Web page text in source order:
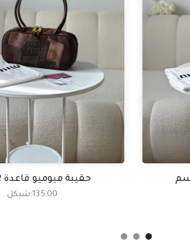
حقيبة ميوميو قاعدة 22سم
135.00 شيكل